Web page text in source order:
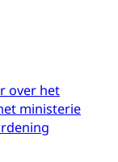
over het
ministerie